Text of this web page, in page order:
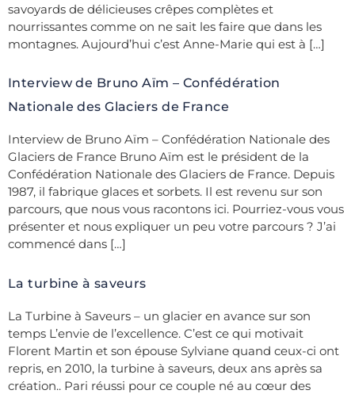
savoyards de délicieuses crêpes complètes et
nourrissantes comme on ne sait les faire que dans les
montagnes. Aujourd’hui c’est Anne-Marie qui est à […]
Interview de Bruno Aïm – Confédération
Nationale des Glaciers de France
Interview de Bruno Aïm – Confédération Nationale des
Glaciers de France Bruno Aïm est le président de la
Confédération Nationale des Glaciers de France. Depuis
1987, il fabrique glaces et sorbets. Il est revenu sur son
parcours, que nous vous racontons ici. Pourriez-vous vous
présenter et nous expliquer un peu votre parcours ? J’ai
commencé dans […]
La turbine à saveurs
La Turbine à Saveurs – un glacier en avance sur son
temps L’envie de l’excellence. C’est ce qui motivait
Florent Martin et son épouse Sylviane quand ceux-ci ont
repris, en 2010, la turbine à saveurs, deux ans après sa
création.. Pari réussi pour ce couple né au cœur des